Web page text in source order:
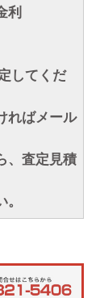
利
してくだ
ればメール
、査定見積